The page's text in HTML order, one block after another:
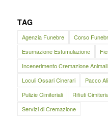
TAG
Agenzia Funebre Corso
Esumazione Estumulazione
Incenerimento Cremazione Animali
Loculi Ossari Cinerari
Pacco
Pulizie Cimiteriali
Rifiuti
Servizi di Cremazione